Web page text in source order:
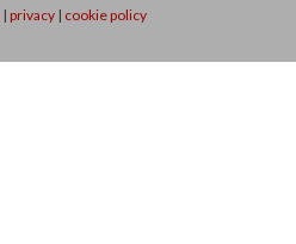
| privacy| cookie policy